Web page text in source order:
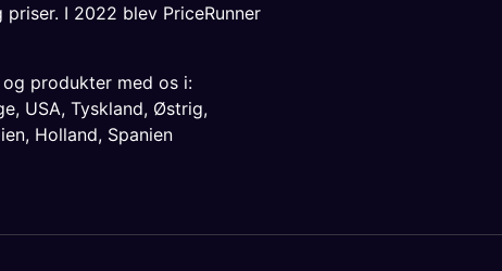
I 2022 blev PriceRunner
produkter med os i:
, USA, Tyskland, Østrig,
, Holland, Spanien